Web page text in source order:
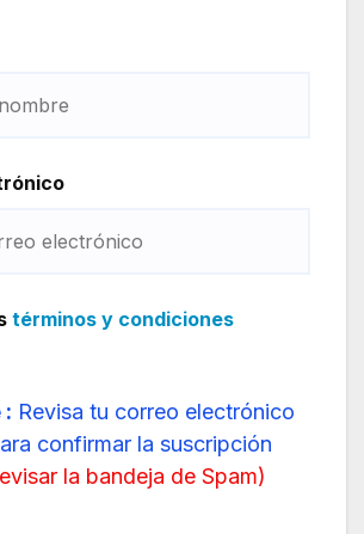
términos y condiciones
: Revisa tu correo electrónico
confirmar la suscripción
la bandeja de Spam)